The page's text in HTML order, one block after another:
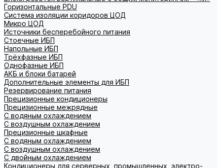
Горизонтальные PDU
Система изоляции коридоров ЦОД
Микро ЦОД
Источники бесперебойного питания
Стоечные ИБП
Напольные ИБП
Трёхфазные ИБП
Однофазные ИБП
АКБ и блоки батарей
Дополнительные элементы для ИБП
Резервирование питания
Прецизионные кондиционеры
Прецизионные межрядные
С водяным охлаждением
С воздушным охлаждением
Прецизионные шкафные
С водяным охлаждением
С воздушным охлаждением
С двойным охлаждением
Кондиционеры для серверных, промышленных, электро-